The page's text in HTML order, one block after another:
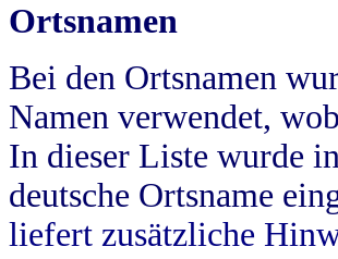
Ortsnamen
Bei den Ortsnamen
Namen verwendet,
In dieser Liste wurde
deutsche Ortsname
liefert zusätzliche